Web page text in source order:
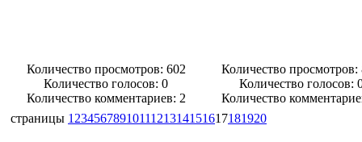
Количество просмотров: 602
Количество голосов:0
Количество комментариев: 2
Количество просмотров:
Количество голосов:
Количество
страницы 1 234567891011121314151617181920